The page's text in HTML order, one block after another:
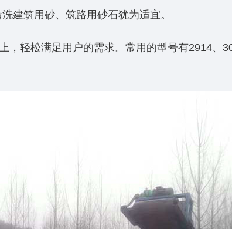
建筑用砂、筑路用砂石犹为适宜。
，轻松满足用户的需求。常用的型号有2914、